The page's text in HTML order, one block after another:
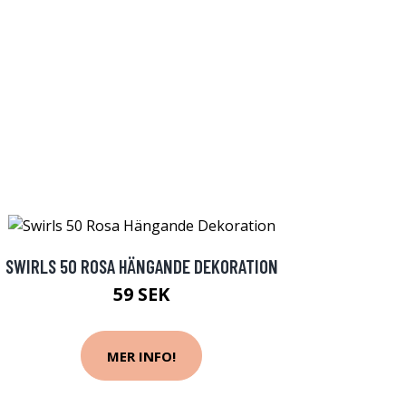
SWIRLS 50 ROSA HÄNGANDE DEKORATION
59 SEK
MER INFO!